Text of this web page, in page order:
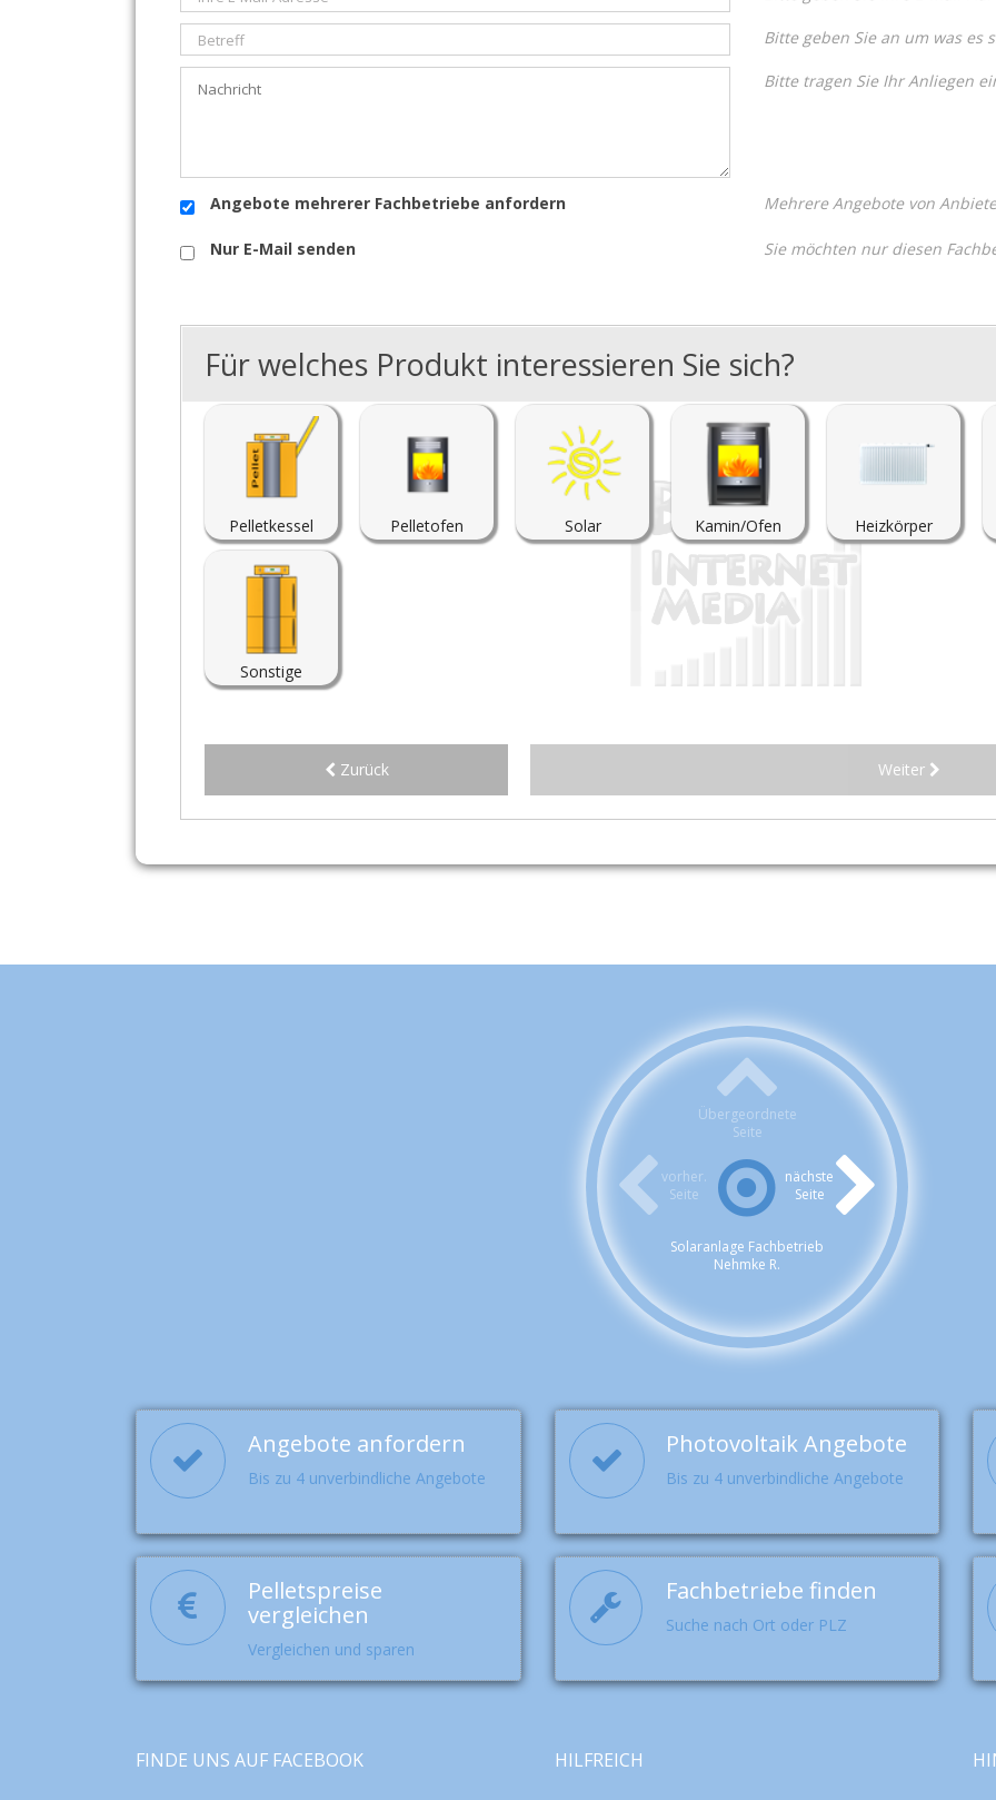
Bitte geben Sie an um was es
Bitte tragen Sie Ihr Anliegen
Angebote mehrerer Fachbetriebe anfordern Mehrere Angebote von
Nur E-Mail senden Sie möchten nur diesen
Für welches Produkt interessieren Sie sich?
Pelletkessel Pelletofen Solar Kamin/Ofen Heizkörper
Sonstige
Zurück Weiter
Übergeordnete
Seite
vorher.
Seite
nächste
Seite
Solaranlage Fachbetrieb
Nehmke R.
Angebote anfordern
Bis zu 4 unverbindliche Angebote
Photovoltaik Angebote
Bis zu 4 unverbindliche Angebote
Pelletspreise
vergleichen
Vergleichen und sparen
Fachbetriebe finden
Suche nach Ort oder PLZ
FINDE UNS AUF FACEBOOK HILFREICH